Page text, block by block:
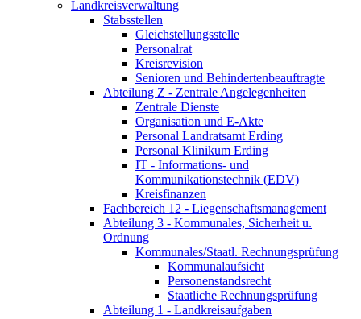
Landkreisverwaltung
Stabsstellen
Gleichstellungsstelle
Personalrat
Kreisrevision
Senioren und Behindertenbeauftragte
Abteilung Z - Zentrale Angelegenheiten
Zentrale Dienste
Organisation und E-Akte
Personal Landratsamt Erding
Personal Klinikum Erding
IT - Informations- und
Kommunikationstechnik (EDV)
Kreisfinanzen
Fachbereich 12 - Liegenschaftsmanagement
Abteilung 3 - Kommunales, Sicherheit u.
Ordnung
Kommunales/Staatl. Rechnungsprüfung
Kommunalaufsicht
Personenstandsrecht
Staatliche Rechnungsprüfung
Abteilung 1 - Landkreisaufgaben